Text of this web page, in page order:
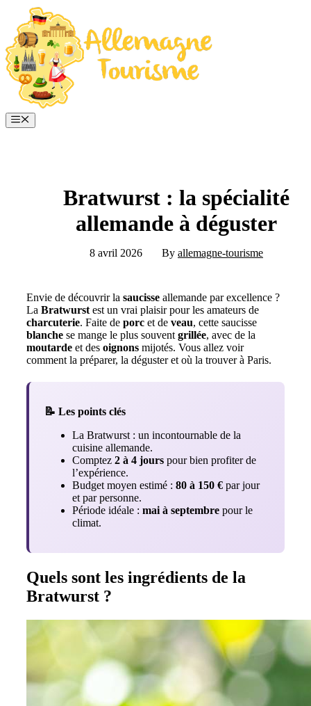
contenu
Menu
Bratwurst : la spécialité
allemande à déguster
8 avril 2026 By allemagne-tourisme
Envie de découvrir la saucisse allemande par excellence ?
La Bratwurst est un vrai plaisir pour les amateurs de
charcuterie. Faite de porc et de veau, cette saucisse
blanche se mange le plus souvent grillée, avec de la
moutarde et des oignons mijotés. Vous allez voir
comment la préparer, la déguster et où la trouver à Paris.
📝 Les points clés
La Bratwurst : un incontournable de la
cuisine allemande.
Comptez 2 à 4 jours pour bien profiter de
l’expérience.
Budget moyen estimé : 80 à 150 € par jour
et par personne.
Période idéale : mai à septembre pour le
climat.
Quels sont les ingrédients de la
Bratwurst ?